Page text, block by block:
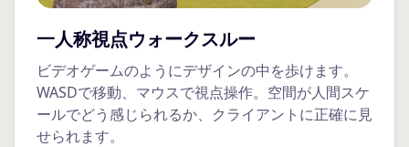
一人称視点ウォークスルー
ビデオゲームのようにデザインの中を歩けます。
WASDで移動、マウスで視点操作。空間が人間スケ
ールでどう感じられるか、クライアントに正確に見
せられます。